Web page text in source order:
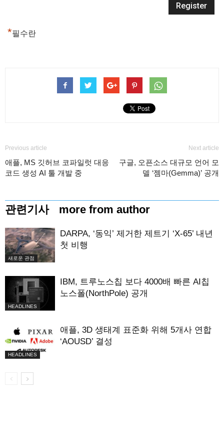
*필수란
Previous article
애플, MS 깃허브 코파일럿 대응
코드 생성 AI 툴 개발 중
Next article
구글, 오픈소스 대규모 언어 모
델 ‘젬마(Gemma)’ 공개
관련기사 more from author
새로운 관점
DARPA, ‘동익’ 제거한 제트기 ‘X-65’ 내년
첫 비행
HEADLINES
IBM, 트루노스칩 보다 4000배 빠른 AI칩
노스폴(NorthPole) 공개
HEADLINES
애플, 3D 생태계 표준화 위해 5개사 연합
‘AOUSD’ 결성